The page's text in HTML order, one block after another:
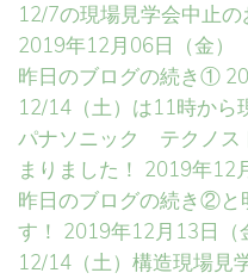
12/7の現場見学会中止
2019年12月06日（金）
昨日のブログの続き①
12/14（土）は11時から
パナソニック テクノス
まりました！ 2019年12
昨日のブログの続き②と
す！ 2019年12月13日（
12/14（土）構造現場見